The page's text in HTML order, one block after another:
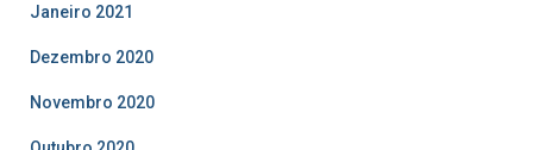
Janeiro 2021
Dezembro 2020
Novembro 2020